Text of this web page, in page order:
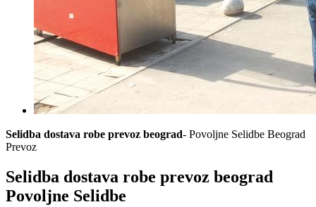
Selidba dostava robe prevoz beograd- Povoljne Selidbe Beograd
Prevoz
Selidba dostava robe prevoz beograd
Povoljne Selidbe